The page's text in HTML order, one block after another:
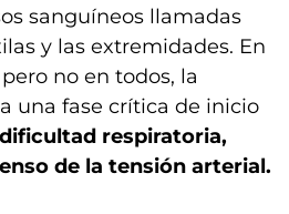
sanguíneos llamadas
y las extremidades. En
no en todos, la
una fase crítica de inicio
respiratoria,
de la tensión arterial.